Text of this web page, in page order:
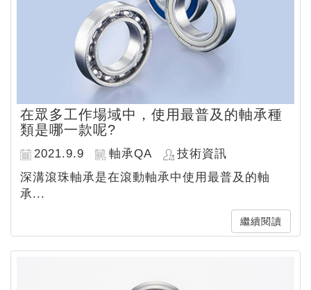
在眾多工作場域中，使用最普及的軸承種
類是哪一款呢?
2021.9.9 軸承QA
技術資訊
深溝滾珠軸承是在滾動軸承中使用最普及的軸
承...
繼續閱讀